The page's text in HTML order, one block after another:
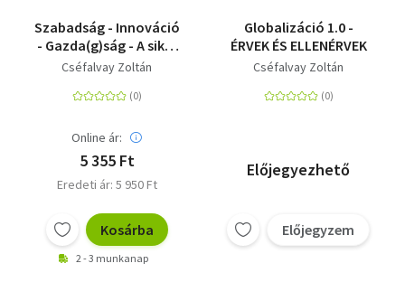
Szabadság - Innováció
- Gazda(g)ság - A siker
titkai a digitális
Cséfalvay Zoltán
Online ár:
5 355 Ft
Eredeti ár: 5 950 Ft
Kosárba
2 - 3 munkanap
Globalizáció 1.0 -
ÉRVEK ÉS ELLENÉRVEK
Cséfalvay Zoltán
Előjegyezhető
Előjegyzem